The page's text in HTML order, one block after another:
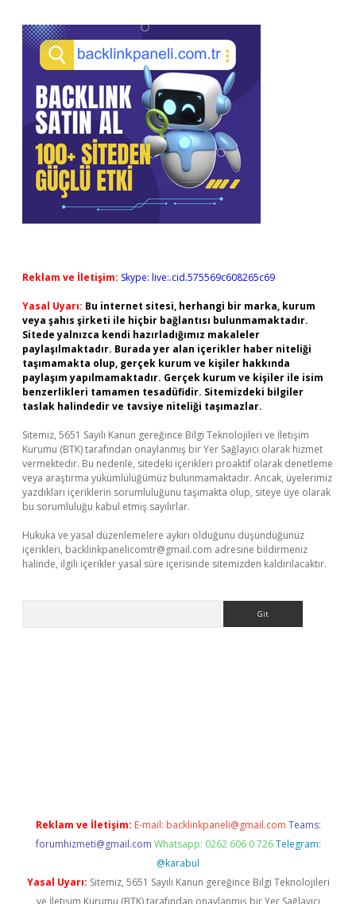
Reklam ve İletişim: Skype: live:.cid.575569c608265c69
Yasal Uyarı: Bu internet sitesi, herhangi bir marka, kurum
veya şahıs şirketi ile hiçbir bağlantısı bulunmamaktadır.
Sitede yalnızca kendi hazırladığımız makaleler
paylaşılmaktadır. Burada yer alan içerikler haber niteliği
taşımamakta olup, gerçek kurum ve kişiler hakkında
paylaşım yapılmamaktadır. Gerçek kurum ve kişiler ile isim
benzerlikleri tamamen tesadüfidir. Sitemizdeki bilgiler
taslak halindedir ve tavsiye niteliği taşımazlar.
Sitemiz, 5651 Sayılı Kanun gereğince Bilgi Teknolojileri ve İletişim
Kurumu (BTK) tarafından onaylanmış bir Yer Sağlayıcı olarak hizmet
vermektedir. Bu nedenle, sitedeki içerikleri proaktif olarak denetleme
veya araştırma yükümlülüğümüz bulunmamaktadır. Ancak, üyelerimiz
yazdıkları içeriklerin sorumluluğunu taşımakta olup, siteye üye olarak
bu sorumluluğu kabul etmiş sayılırlar.
Hukuka ve yasal düzenlemelere aykırı olduğunu düşündüğünüz
içerikleri, backlinkpanelicomtr@gmail.com adresine bildirmeniz
halinde, ilgili içerikler yasal süre içerisinde sitemizden kaldırılacaktır.
Reklam ve İletişim: E-mail: backlinkpaneli@gmail.com Teams:
forumhizmeti@gmail.com Whatsapp: 0262 606 0 726 Telegram:
@karabul
Yasal Uyarı: Sitemiz, 5651 Sayılı Kanun gereğince Bilgi Teknolojileri
ve İletişim Kurumu (BTK) tarafından onaylanmış bir Yer Sağlayıcı